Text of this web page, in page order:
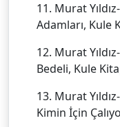
11. Murat
Adamları, Kule
12. Murat
Bedeli, Kule
13. Murat
Kimin İçin